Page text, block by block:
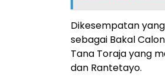
Dikesempatan
sebagai Bakal
Tana Toraja yang
dan Rantetayo.